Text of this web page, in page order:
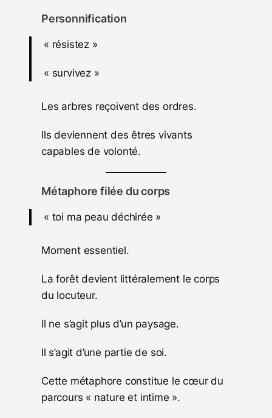
Personnification
« résistez »
« survivez »
Les arbres reçoivent des ordres.
Ils deviennent des êtres vivants
capables de volonté.
Métaphore filée du corps
« toi ma peau déchirée »
Moment essentiel.
La forêt devient littéralement le corps
du locuteur.
Il ne s’agit plus d’un paysage.
Il s’agit d’une partie de soi.
Cette métaphore constitue le cœur du
parcours « nature et intime ».